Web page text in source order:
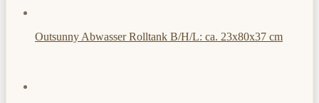
Outsunny Abwasser Rolltank B/H/L: ca. 23x80x37 cm